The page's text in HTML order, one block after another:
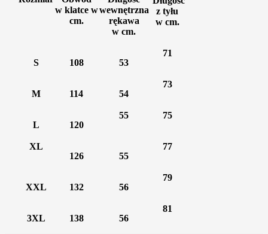
w klatce w
cm.
wewnętrzna
rękawa
w cm.
z tyłu
w cm.
S 108 53
71
M 114 54
73
L 120
55 75
XL
126
55
77
XXL 132 56
79
3XL 138 56
81